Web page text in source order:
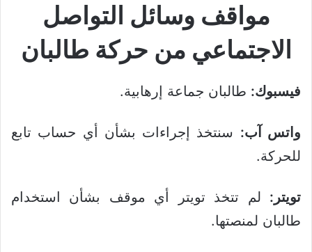
مواقف وسائل التواصل
الاجتماعي من حركة طالبان
فيسبوك: طالبان جماعة إرهابية.
واتس آب: سنتخذ إجراءات بشأن أي حساب تابع
للحركة.
تويتر: لم تتخذ تويتر أي موقف بشأن استخدام
طالبان لمنصتها.